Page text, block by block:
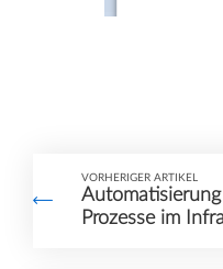
Service
VORHERIGER ARTIKEL
Prozesse im